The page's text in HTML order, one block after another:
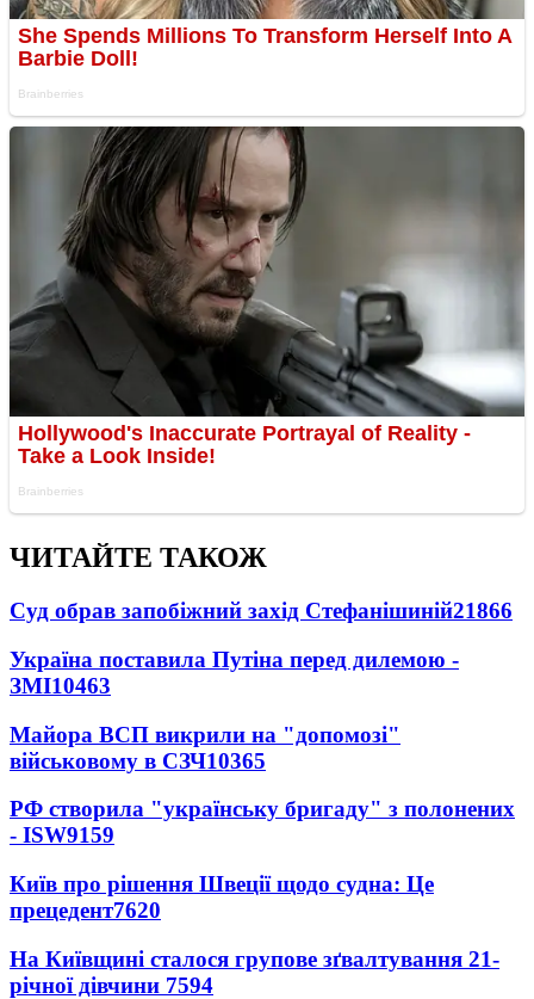
ЧИТАЙТЕ ТАКОЖ
Суд обрав запобіжний захід Стефанішиній21866
Україна поставила Путіна перед дилемою -
ЗМІ10463
Майора ВСП викрили на "допомозі"
військовому в СЗЧ10365
РФ створила "українську бригаду" з полонених
- ISW9159
Київ про рішення Швеції щодо судна: Це
прецедент7620
На Київщині сталося групове зґвалтування 21-
річної дівчини 7594